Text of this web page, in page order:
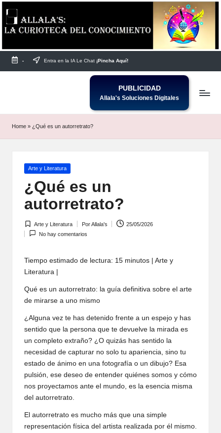
Saltar
al
- Entra en la IA Le Chat ¡Pincha Aquí!
PUBLICIDAD
Allala's Soluciones Digitales
Home » ¿Qué es un autorretrato?
Publicada
Arte y Literatura
¿Qué es un
autorretrato?
Publicada
en
Arte y Literatura PorAllala's
25/05/2026
No hay comentarios
Tiempo estimado de lectura: 15 minutos | Arte y
Literatura |
Qué es un autorretrato: la guía definitiva sobre el arte
de mirarse a uno mismo
¿Alguna vez te has detenido frente a un espejo y has
sentido que la persona que te devuelve la mirada es
un completo extraño? ¿O quizás has sentido la
necesidad de capturar no solo tu apariencia, sino tu
estado de ánimo en una fotografía o un dibujo? Esa
pulsión, ese deseo de entender quiénes somos y cómo
nos proyectamos ante el mundo, es la esencia misma
del autorretrato.
El autorretrato es mucho más que una simple
representación física del artista realizada por él mismo.